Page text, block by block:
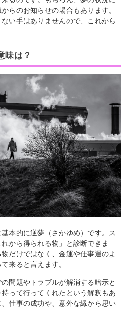
らのお知らせの場合もあります。
い手はありませんので、これから
味は？
本的に逆夢（さかゆめ）です。ス
から得られる物」と診断できま
だけではなく、金運や仕事運のよ
来ると言えます。
問題やトラブルが解消する暗示と
って行ってくれたという解釈もあ
仕事の成功や、意外な縁から思い